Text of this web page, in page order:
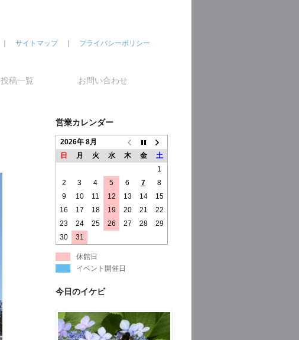
サイトマップ｜ プライバシーポリシー
投稿一覧 お問い合わせ
営業カレンダー
2026年 8月
日
月 火 水 木 金
土
1
2
3 4 5 6 7
8
9
10 11 12 13 14
15
16
17 18 19 20 21
22
23
24 25 26 27 28
29
30
31
休館日
イベント開催日
今日のイケビ